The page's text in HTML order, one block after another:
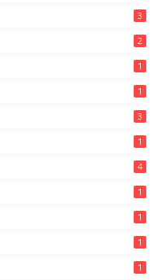
3
2
1
1
3
1
4
1
1
1
1